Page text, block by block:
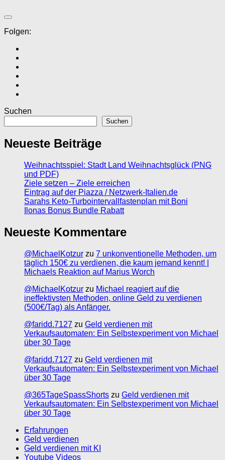
Folgen:
Suchen
Suchen
Neueste Beiträge
Weihnachtsspiel: Stadt Land Weihnachtsglück (PNG
und PDF)
Ziele setzen – Ziele erreichen
Eintrag auf der Piazza / Netzwerk-Italien.de
Sarahs Keto-Turbointervallfastenplan mit Boni
Ilonas Bonus Bundle Rabatt
Neueste Kommentare
@MichaelKotzur zu 7 unkonventionelle Methoden, um
täglich 150€ zu verdienen, die kaum jemand kennt! |
Michaels Reaktion auf Marius Worch
@MichaelKotzur zu Michael reagiert auf die
ineffektivsten Methoden, online Geld zu verdienen
(500€/Tag) als Anfänger.
@faridd.7127 zu Geld verdienen mit
Verkaufsautomaten: Ein Selbstexperiment von Michael
über 30 Tage
@faridd.7127 zu Geld verdienen mit
Verkaufsautomaten: Ein Selbstexperiment von Michael
über 30 Tage
@365TageSpassShorts zu Geld verdienen mit
Verkaufsautomaten: Ein Selbstexperiment von Michael
über 30 Tage
Erfahrungen
Geld verdienen
Geld verdienen mit KI
Youtube Videos